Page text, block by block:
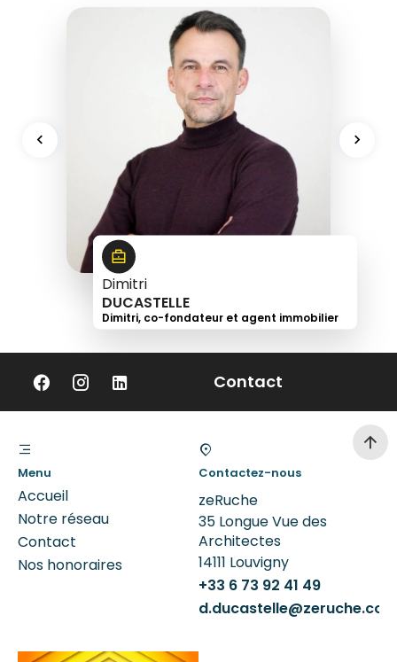
Dimitri
DUCASTELLE
Dimitri, co-fondateur et agent immobilier
+33
92
41
49
Contact
Menu
Accueil
Notre réseau
Contact
Nos honoraires
Contactez-nous
zeRuche
35 Longue Vue des
Architectes
14111 Louvigny
+33 6 73 92 41 49
d.ducastelle@zeruche.com